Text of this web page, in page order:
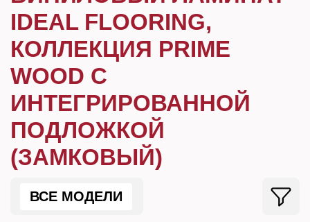
IDEAL FLOORING,
КОЛЛЕКЦИЯ PRIME
WOOD С
ИНТЕГРИРОВАННОЙ
ПОДЛОЖКОЙ
(ЗАМКОВЫЙ)
ВСЕ МОДЕЛИ